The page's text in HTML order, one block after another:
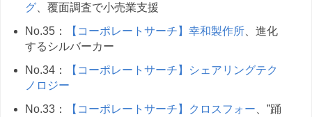
グ、覆面調査で小売業支援
No.35：
【コーポレートサーチ】幸和製作所、進化
するシルバーカー
No.34：
【コーポレートサーチ】シェアリングテク
ノロジー
No.33：
【コーポレートサーチ】クロスフォー 、”踊